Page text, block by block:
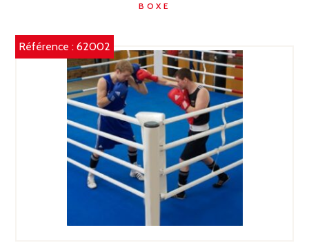
BOXE
Référence :62002